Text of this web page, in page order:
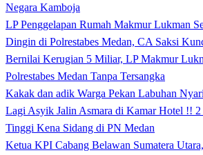
Negara Kamboja
LP Penggelapan Rumah Makmur Lukman
Dingin di Polrestabes Medan, CA Saksi
Bernilai Kerugian 5 Miliar, LP Makmur
Polrestabes Medan Tanpa Tersangka
Kakak dan adik Warga Pekan Labuhan
Lagi Asyik Jalin Asmara di Kamar Hotel !!
Tinggi Kena Sidang di PN Medan
Ketua KPI Cabang Belawan Sumatera